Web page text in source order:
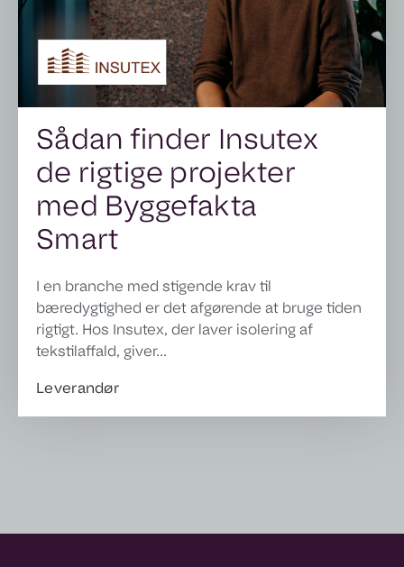
Sådan finder Insutex
de rigtige projekter
med Byggefakta
Smart
I en branche med stigende krav til
bæredygtighed er det afgørende at bruge tiden
rigtigt. Hos Insutex, der laver isolering af
tekstilaffald, giver...
Leverandør